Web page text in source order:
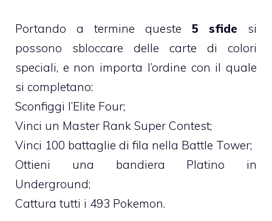
Portando a termine queste 5 sfide si
possono sbloccare delle carte di colori
speciali, e non importa l’ordine con il quale
si completano:
Sconfiggi l’Elite Four;
Vinci un Master Rank Super Contest;
Vinci 100 battaglie di fila nella Battle Tower;
Ottieni una bandiera Platino in
Underground;
Cattura tutti i 493 Pokemon.